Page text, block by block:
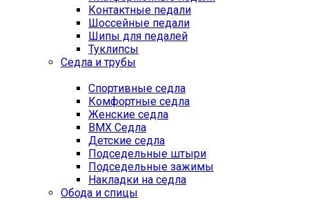
Контактные педали
Шоссейные педали
Шипы для педалей
Туклипсы
Седла и трубы
Спортивные седла
Комфортные седла
Женские седла
BMX Седла
Детские седла
Подседельные штыри
Подседельные зажимы
Накладки на седла
Обода и спицы